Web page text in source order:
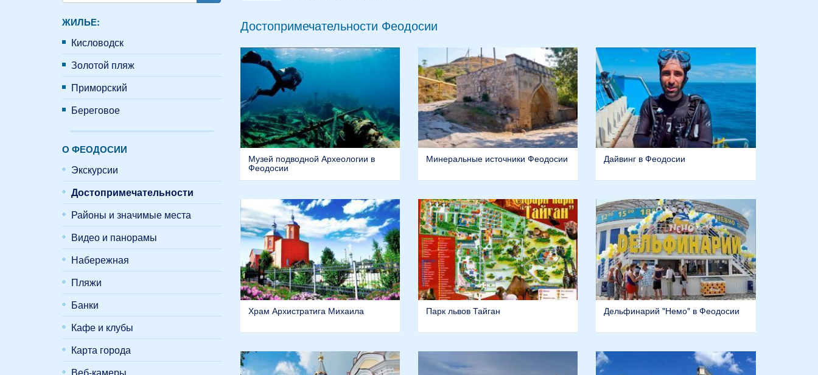
ЖИЛЬЕ:
Кисловодск
Золотой пляж
Приморский
Береговое
О ФЕОДОСИИ
Экскурсии
Достопримечательности
Районы и значимые места
Видео и панорамы
Набережная
Пляжи
Банки
Кафе и клубы
Карта города
Достопримечательности Феодосии
Музей подводной Археологии в
Феодосии
Минеральные источники Феодосии Дайвинг в Феодосии
Храм Архистратига Михаила Парк львов Тайган Дельфинарий "Немо" в Феодосии